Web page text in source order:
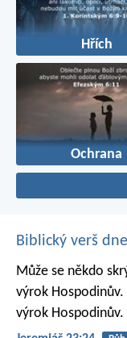
Hřích
Ochrana
Biblický verš dne
Může se někdo
výrok Hospodinův.
výrok Hospodinův.